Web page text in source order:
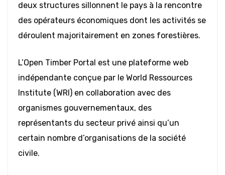
deux structures sillonnent le pays à la rencontre
des opérateurs économiques dont les activités se
déroulent majoritairement en zones forestières.
L’Open Timber Portal est une plateforme web
indépendante conçue par le World Ressources
Institute (WRI) en collaboration avec des
organismes gouvernementaux, des
représentants du secteur privé ainsi qu’un
certain nombre d’organisations de la société
civile.